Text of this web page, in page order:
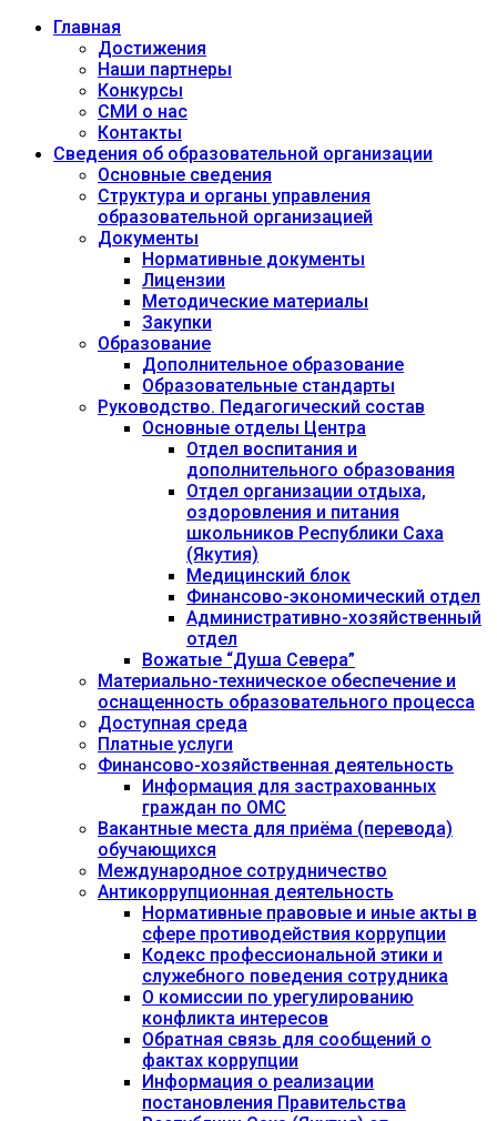
Главная
Достижения
Наши партнеры
Конкурсы
СМИ о нас
Контакты
Сведения об образовательной организации
Основные сведения
Структура и органы управления
образовательной организацией
Документы
Нормативные документы
Лицензии
Методические материалы
Закупки
Образование
Дополнительное образование
Образовательные стандарты
Руководство. Педагогический состав
Основные отделы Центра
Отдел воспитания и
дополнительного образования
Отдел организации отдыха,
оздоровления и питания
школьников Республики Саха
(Якутия)
Медицинский блок
Финансово-экономический отдел
Административно-хозяйственный
отдел
Вожатые “Душа Севера”
Материально-техническое обеспечение и
оснащенность образовательного процесса
Доступная среда
Платные услуги
Финансово-хозяйственная деятельность
Информация для застрахованных
граждан по ОМС
Вакантные места для приёма (перевода)
обучающихся
Международное сотрудничество
Антикоррупционная деятельность
Нормативные правовые и иные акты в
сфере противодействия коррупции
Кодекс профессиональной этики и
служебного поведения сотрудника
О комиссии по урегулированию
конфликта интересов
Обратная связь для сообщений о
фактах коррупции
Информация о реализации
постановления Правительства